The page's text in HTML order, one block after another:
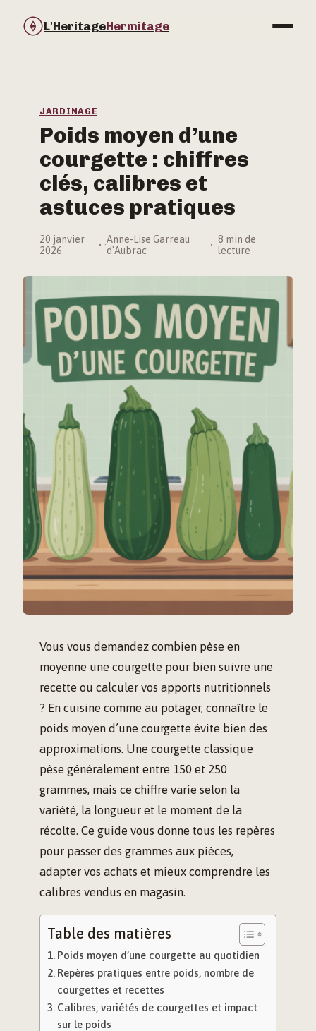
L'HeritageHermitage
Immobilier
Jardinage
Maison & Déco
JARDINAGE
Poids moyen d’une
courgette : chiffres
clés, calibres et
astuces pratiques
20 janvier
2026
·Anne-Lise Garreau
d'Aubrac
·8 min de
lecture
Vous vous demandez combien pèse en
moyenne une courgette pour bien suivre une
recette ou calculer vos apports nutritionnels
? En cuisine comme au potager, connaître le
poids moyen d’une courgette évite bien des
approximations. Une courgette classique
pèse généralement entre 150 et 250
grammes, mais ce chiffre varie selon la
variété, la longueur et le moment de la
récolte. Ce guide vous donne tous les repères
pour passer des grammes aux pièces,
adapter vos achats et mieux comprendre les
calibres vendus en magasin.
Table des matières
Poids moyen d’une courgette au quotidien
Repères pratiques entre poids, nombre de
courgettes et recettes
Calibres, variétés de courgettes et impact
sur le poids